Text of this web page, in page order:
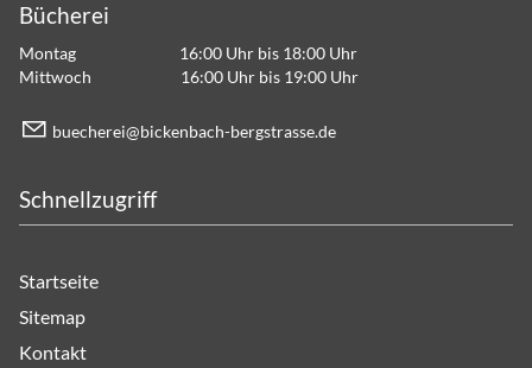
Bücherei
Montag 16:00 Uhr bis 18:00 Uhr
Mittwoch 16:00 Uhr bis 19:00 Uhr
b ch r b ck nb ch-b rgstr ss d
Schnellzugriff
Startseite
Sitemap
Kontakt